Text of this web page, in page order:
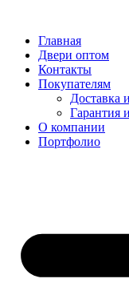
содержимому
Главная
Двери оптом
Контакты
Покупателям
Доставка
Гарантия
О компании
Портфолио